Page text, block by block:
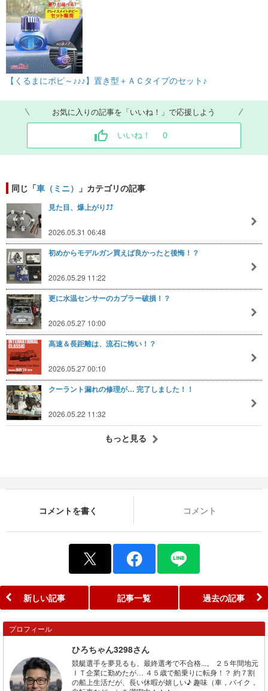
【くるまにポピ～♪♪♪】置き型＋ＡＣタイプのセット♪
お気に入りの記事を「いいね！」で応援しよう
いいね！ 0
同じ「車（ミニ） 」カテゴリの記事
見た目、爆上がり⤴⤴
2026.05.31 06:48
初めからモデルガン買えば良かったと後悔！？
2026.05.29 11:22
更に水温センサーのカプラー破損！？
2026.05.27 10:00
高速＆長距離は、流石に怖い！？
2026.05.27 00:10
クーラント漏れの修理が… 完了しました！！
2026.05.22 11:32
もっと見る
コメントを書く コメント
新しい記事 記事一覧 過去の記事
プロフィール
ひろちゃん3298さん
競艇選手を夢見るも、最終選考で不合格...。 ２５年間地元
ＩＴ企業に勤めたが… ４５歳で船乗りに転身！？ 約７割
の船上生活だが、長い休暇が嬉しい♪ 趣味（車，バイク，